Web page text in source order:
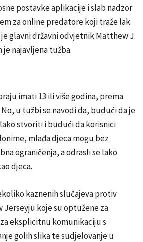
postavke aplikacije i slab nadzor
za online predatore koji traže lak
glavni državni odvjetnik Matthew J.
najavljena tužba.
imati 13 ili više godina, prema
u tužbi se navodi da, budući da je
stvoriti i budući da korisnici
mlađa djeca mogu bez
ograničenja, a odrasli se lako
djeca.
kaznenih slučajeva protiv
Jerseyju koje su optužene za
eksplicitnu komunikaciju s
golih slika te sudjelovanje u